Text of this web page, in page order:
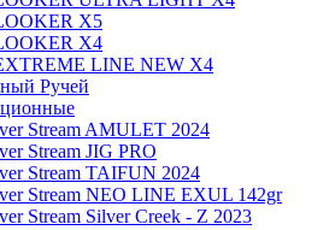
X5
X4
LINE NEW X4
Ручей
Stream AMULET 2024
Stream JIG PRO
Stream TAIFUN 2024
Stream NEO LINE EXUL 142gr
Stream Silver Creek - Z 2023